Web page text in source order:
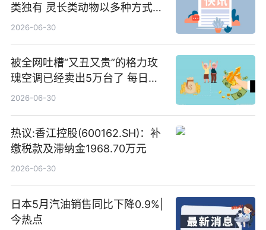
类独有 灵长类动物以多种方式演
化|最新消息
2026-06-30
被全网吐槽“又丑又贵”的格力玫
瑰空调已经卖出5万台了 每日热
文
2026-06-30
热议:香江控股(600162.SH)：补
缴税款及滞纳金1968.70万元
2026-06-30
日本5月汽油销售同比下降0.9%|
今热点